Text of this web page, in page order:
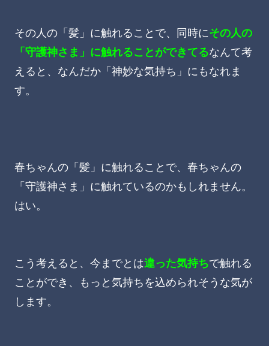
その人の「髪」に触れることで、同時にその人の
「守護神さま」に触れることができてるなんて考
えると、なんだか「神妙な気持ち」にもなれま
す。
春ちゃんの「髪」に触れることで、春ちゃんの
「守護神さま」に触れているのかもしれません。
はい。
こう考えると、今までとは違った気持ちで触れる
ことができ、もっと気持ちを込められそうな気が
します。